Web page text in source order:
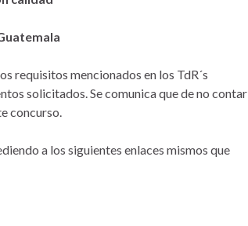
requisitos mencionados en los TdR´s
solicitados. Se comunica que de no contar
concurso.
a los siguientes enlaces mismos que